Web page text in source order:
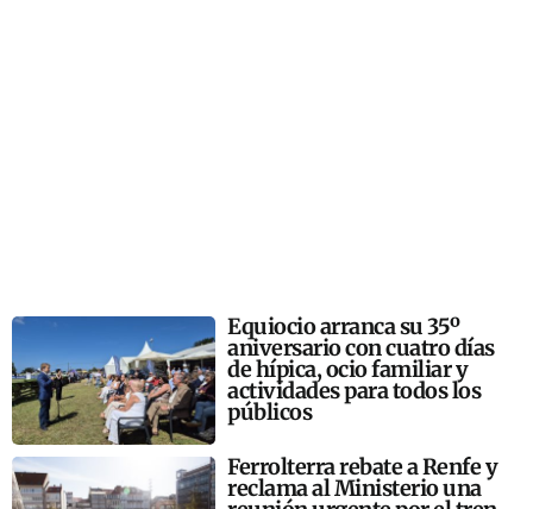
Equiocio arranca su 35º
aniversario con cuatro días
de hípica, ocio familiar y
actividades para todos los
públicos
Ferrolterra rebate a Renfe y
reclama al Ministerio una